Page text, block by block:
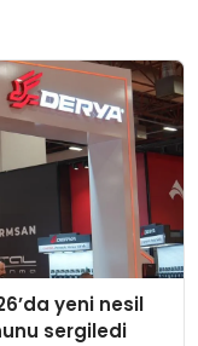
yeni nesil
sergiledi